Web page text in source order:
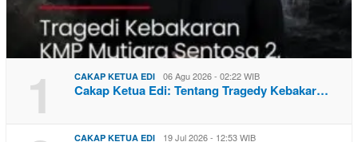
1 CAKAP KETUA EDI 06 Agu 2026 - 02:22 WIB
Cakap Ketua Edi: Tentang Tragedy Kebakar…
CAKAP KETUA EDI 19 Jul 2026 - 12:53 WIB